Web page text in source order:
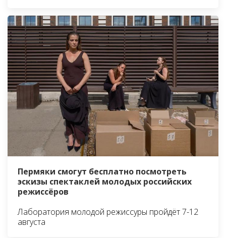
Пермяки смогут бесплатно посмотреть
эскизы спектаклей молодых российских
режиссёров
Лаборатория молодой режиссуры пройдёт 7-12
августа